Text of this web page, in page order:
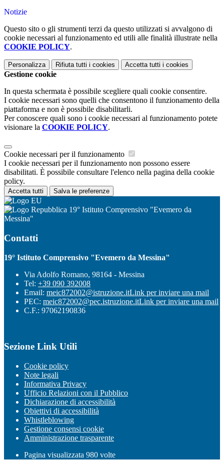
Notizie
Questo sito o gli strumenti terzi da questo utilizzati si avvalgono di
cookie necessari al funzionamento ed utili alle finalità illustrate nella
COOKIE POLICY.
Personalizza Rifiuta tutti i cookies Accetta tutti i cookies
Gestione cookie
In questa schermata è possibile scegliere quali cookie consentire.
I cookie necessari sono quelli che consentono il funzionamento della
piattaforma e non è possibile disabilitarli.
Per conoscere quali sono i cookie necessari al funzionamento potete
visionare la COOKIE POLICY.
Cookie necessari per il funzionamento
I cookie necessari per il funzionamento non possono essere
disabilitati. È possibile consultare l'elenco nella pagina della cookie
policy.
Accetta tutti Salva le preferenze
19° Istituto Comprensivo "Evemero da
Messina"
Contatti
19° Istituto Comprensivo "Evemero da Messina"
Via Adolfo Romano, 98164 - Messina
Tel: +39 090 392008
Email: meic872002@istruzione.itLink per inviare una mail
PEC: meic872002@pec.istruzione.itLink per inviare una mail
C.F.: 97062190836
Sezione Link Utili
Cookie policy
Note legali
Informativa Privacy
Ufficio Relazioni con il Pubblico
Dichiarazione di accessibilità
Obiettivi di accessibilità
Whistleblowing
Gestione consensi cookie
Amministrazione trasparente
Pagina visualizzata 980 volte